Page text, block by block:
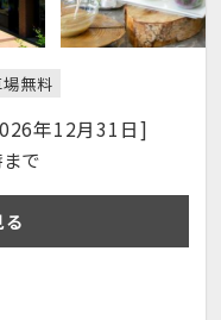
無料
年12月31日]
で
る